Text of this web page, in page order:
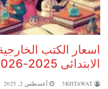
اسعار الكتب
الابتدائى 2025-2026
أغسطس 2, 2025